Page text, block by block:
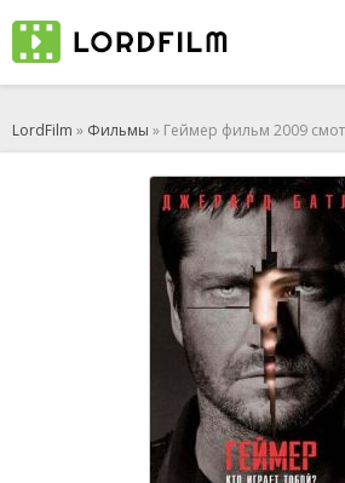
LordFilm » Фильмы » Геймер фильм 2009